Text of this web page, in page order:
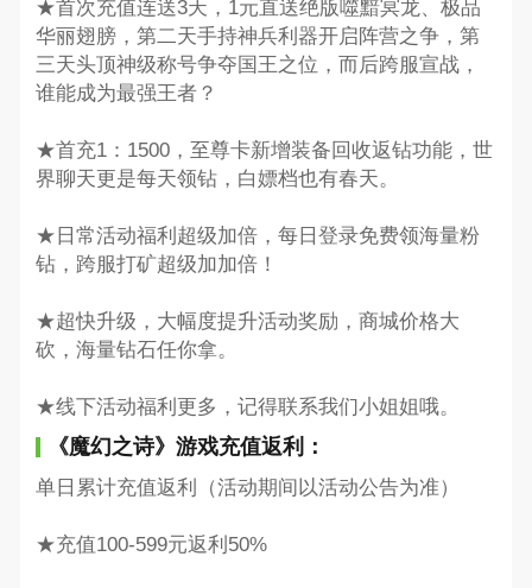
★首次充值连送3天，1元直送绝版噬黯冥龙、极品
华丽翅膀，第二天手持神兵利器开启阵营之争，第
三天头顶神级称号争夺国王之位，而后跨服宣战，
谁能成为最强王者？
★首充1：1500，至尊卡新增装备回收返钻功能，世
界聊天更是每天领钻，白嫖档也有春天。
★日常活动福利超级加倍，每日登录免费领海量粉
钻，跨服打矿超级加加倍！
★超快升级，大幅度提升活动奖励，商城价格大
砍，海量钻石任你拿。
★线下活动福利更多，记得联系我们小姐姐哦。
《魔幻之诗》游戏充值返利：
单日累计充值返利（活动期间以活动公告为准）
★充值100-599元返利50%